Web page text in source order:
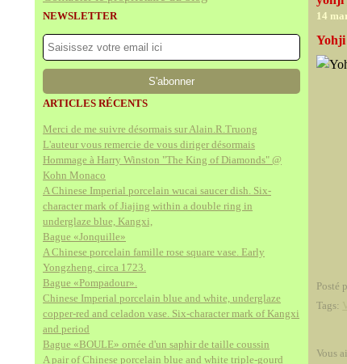
NEWSLETTER
ARTICLES RÉCENTS
Merci de me suivre désormais sur Alain.R.Truong
L'auteur vous remercie de vous diriger désormais
Hommage à Harry Winston "The King of Diamonds" @
Kohn Monaco
A Chinese Imperial porcelain wucai saucer dish. Six-
character mark of Jiajing within a double ring in
underglaze blue, Kangxi,
Bague «Jonquille»
A Chinese porcelain famille rose square vase. Early
Yongzheng, circa 1723.
Bague «Pompadour».
Chinese Imperial porcelain blue and white, underglaze
copper-red and celadon vase. Six-character mark of Kangxi
and period
Bague «BOULE» ornée d'un saphir de taille coussin
A pair of Chinese porcelain blue and white triple-gourd
14
Posté
Tags:
Vous